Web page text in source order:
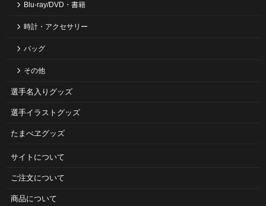
Blu-ray/DVD・書籍
時計・アクセサリー
バッグ
その他
選手名入りグッズ
選手イラストグッズ
たまべヱグッズ
サイトについて
ご注⽂について
商品について